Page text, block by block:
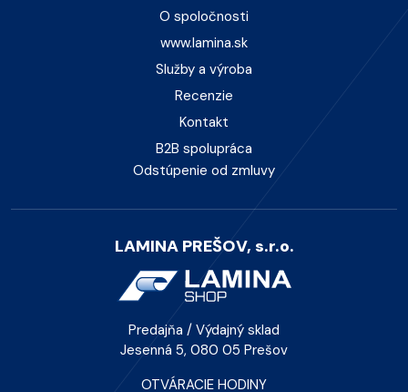
O spoločnosti
www.lamina.sk
Služby a výroba
Recenzie
Kontakt
B2B spolupráca
Odstúpenie od zmluvy
LAMINA PREŠOV, s.r.o.
Predajňa / Výdajný sklad
Jesenná 5, 080 05 Prešov
OTVÁRACIE HODINY